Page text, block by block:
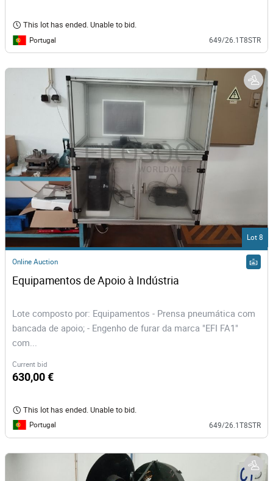
This lot has ended. Unable to bid.
Portugal 649/26.1T8STR
Lot 8
Online Auction
Equipamentos de Apoio à Indústria
Lote composto por: Equipamentos - Prensa pneumática com
bancada de apoio; - Engenho de furar da marca "EFI FA1"
com...
Current bid
630,00 €
This lot has ended. Unable to bid.
Portugal 649/26.1T8STR